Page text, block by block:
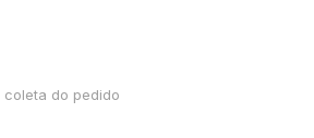
do pedido